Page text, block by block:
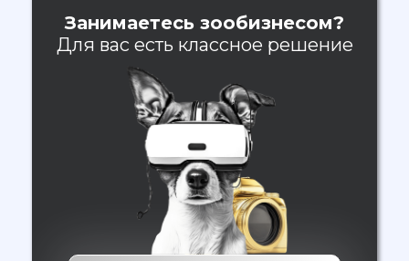
Занимаетесь зообизнесом?
Для вас есть классное решение